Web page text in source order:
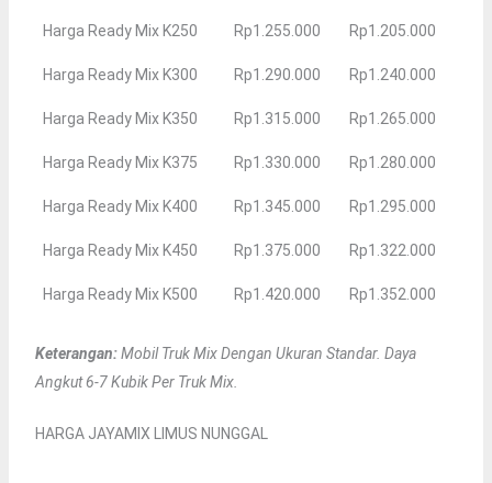
Harga Ready Mix K250 Rp1.255.000 Rp1.205.000
Harga Ready Mix K300 Rp1.290.000 Rp1.240.000
Harga Ready Mix K350 Rp1.315.000 Rp1.265.000
Harga Ready Mix K375 Rp1.330.000 Rp1.280.000
Harga Ready Mix K400 Rp1.345.000 Rp1.295.000
Harga Ready Mix K450 Rp1.375.000 Rp1.322.000
Harga Ready Mix K500 Rp1.420.000 Rp1.352.000
Keterangan:Mobil Truk Mix Dengan Ukuran Standar. Daya
Angkut 6-7 Kubik Per Truk Mix.
HARGA JAYAMIX LIMUS NUNGGAL